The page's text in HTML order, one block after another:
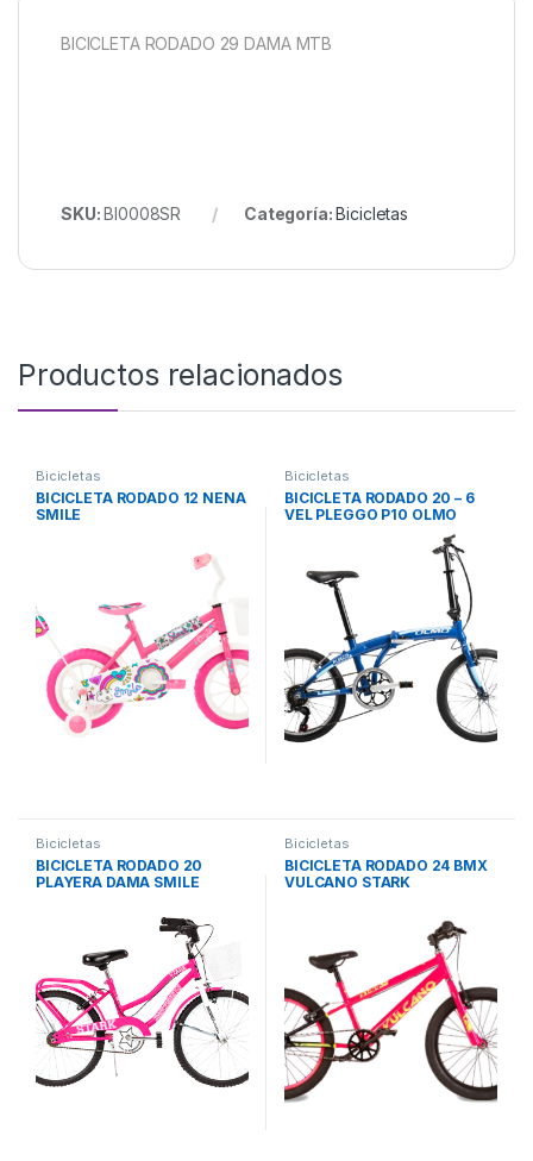
BICICLETA RODADO 29 DAMA MTB
SKU:BI0008SR Categoría:Bicicletas
Productos relacionados
Bicicletas
BICICLETA RODADO 12 NENA
SMILE
Bicicletas
BICICLETA RODADO 20 – 6
VEL PLEGGO P10 OLMO
Bicicletas
BICICLETA RODADO 20
PLAYERA DAMA SMILE
Bicicletas
BICICLETA RODADO 24 BMX
VULCANO STARK